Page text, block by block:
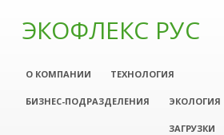
ЭКОФЛЕКС РУС
О КОМПАНИИ ТЕХНОЛОГИЯ
БИЗНЕС-ПОДРАЗДЕЛЕНИЯ ЭКОЛОГИЯ
ЗАГРУЗКИ